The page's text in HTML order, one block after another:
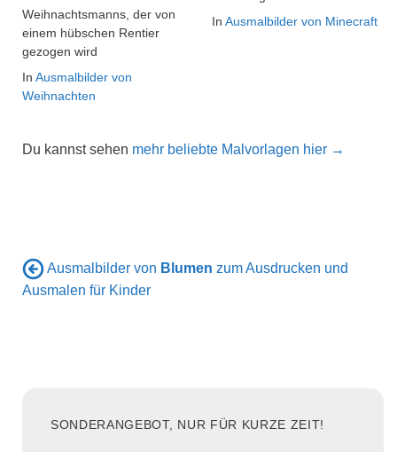
Weihnachtsmanns, der von
einem hübschen Rentier
gezogen wird
In Ausmalbilder von
Weihnachten
In Ausmalbilder von Minecraft
Du kannst sehen mehr beliebte Malvorlagen hier →
Ausmalbilder von Blumen zum Ausdrucken und
Ausmalen für Kinder
SONDERANGEBOT, NUR FÜR KURZE ZEIT!